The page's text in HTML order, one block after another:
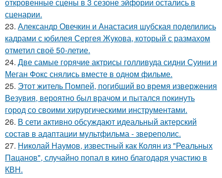
откровенные сцены в 3 сезоне эйфории остались в
сценарии.
23. Александр Овечкин и Анастасия шубская поделились
кадрами с юбилея Сергея Жукова, который с размахом
отметил своё 50-летие.
24. Две самые горячие актрисы голливуда сидни Суини и
Меган Фокс снялись вместе в одном фильме.
25. Этот житель Помпей, погибший во время извержения
Везувия, вероятно был врачом и пытался покинуть
город со своими хирургическими инструментами.
26. В сети активно обсуждают идеальный актерский
состав в адаптации мультфильма - звереполис.
27. Николай Наумов, известный как Колян из "Реальных
Пацанов", случайно попал в кино благодаря участию в
КВН.